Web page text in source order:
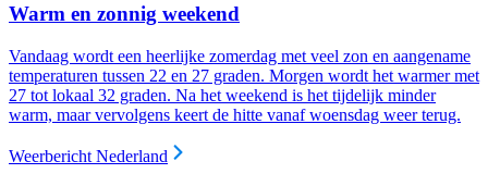
Warm en zonnig weekend
Vandaag wordt een heerlijke zomerdag met veel zon en aangename
temperaturen tussen 22 en 27 graden. Morgen wordt het warmer met
27 tot lokaal 32 graden. Na het weekend is het tijdelijk minder
warm, maar vervolgens keert de hitte vanaf woensdag weer terug.
Weerbericht Nederland